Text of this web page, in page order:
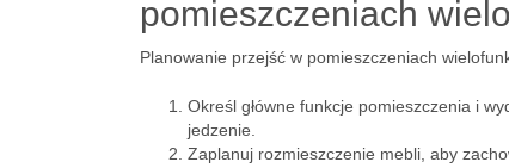
pomieszczeniach
Planowanie przejść w pomieszczeniach
Określ główne funkcje pomieszczenia i
jedzenie.
Zaplanuj rozmieszczenie mebli, aby